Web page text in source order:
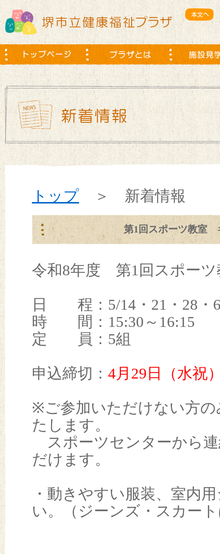
トップ ＞ 新着情報
第1回スポーツ教室
令和8年度 第1回スポー
日 程：5/14・21・28・
時 間：15:30～16:15
定 員：5組
申込締切： 4月29日（水祝
※ご参加いただけない方の
たします。
スポーツセンターから
だけます。
・ 動きやすい服装、室内
い。（ジーンズ・スカー